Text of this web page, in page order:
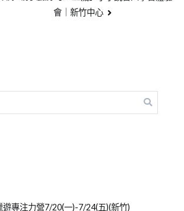
會｜新竹中心
專注力營7/20(一)-7/24(五)(新竹)